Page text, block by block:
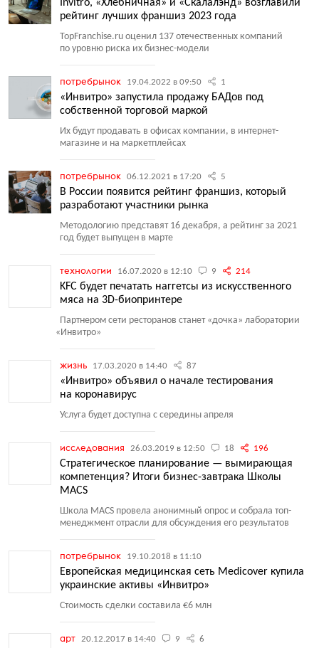
Invitro, «Хлебничная» и «Скалалэнд» возглавили
рейтинг лучших франшиз 2023 года
TopFranchise.ru оценил 137 отечественных компаний
по уровню риска их бизнес-модели
потребрынок 19.04.2022 в 09:50 1
«Инвитро» запустила продажу БАДов под
собственной торговой маркой
Их будут продавать в офисах компании, в интернет-
магазине и на маркетплейсах
потребрынок 06.12.2021 в 17:20 5
В России появится рейтинг франшиз, который
разработают участники рынка
Методологию представят 16 декабря, а рейтинг за 2021
год будет выпущен в марте
технологии 16.07.2020 в 12:10 9 214
KFC будет печатать наггетсы из искусственного
мяса на 3D-биопринтере
Партнером сети ресторанов станет «дочка» лаборатории
«Инвитро»
жизнь 17.03.2020 в 14:40 87
«Инвитро» объявил о начале тестирования
на коронавирус
Услуга будет доступна с середины апреля
исследования 26.03.2019 в 12:50 18 196
Стратегическое планирование — вымирающая
компетенция? Итоги бизнес-завтрака Школы
MACS
Школа MACS провела анонимный опрос и собрала топ-
менеджмент отрасли для обсуждения его результатов
потребрынок 19.10.2018 в 11:10
Европейская медицинская сеть Medicover купила
украинские активы «Инвитро»
Стоимость сделки составила €6 млн
арт 20.12.2017 в 14:40 9 6